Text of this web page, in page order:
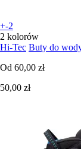
+-2
2 kolorów
Hi-Tec Buty do
Od 60,00 zł
50,00 zł